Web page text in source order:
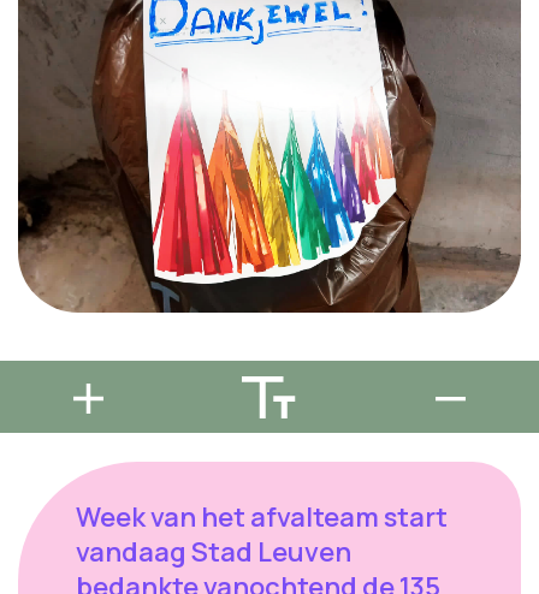
Week van het afvalteam start
vandaag Stad Leuven